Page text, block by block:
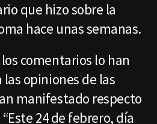
que hizo sobre la
hace unas semanas.
comentarios lo han
opiniones de las
manifestado respecto
24 de febrero, día